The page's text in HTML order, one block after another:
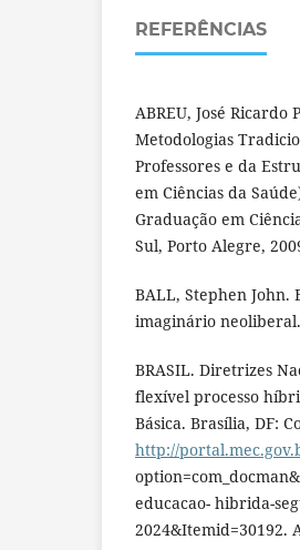
REFERÊNCIAS
ABREU, José
Metodologias
Professores e da
em Ciências da
Graduação em
Sul, Porto Alegre,
BALL, Stephen John.
imaginário neoliberal.
BRASIL. Diretrizes
flexível processo
Básica. Brasília, DF:
http://
educacao- hibrida-
2024&Itemid=30192.